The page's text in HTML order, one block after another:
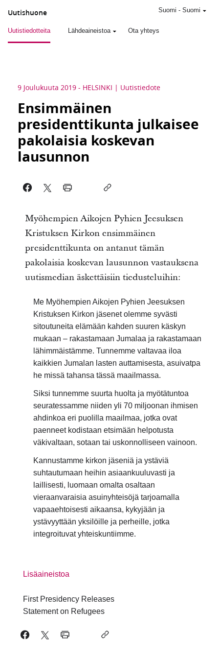
Uutishuone
Uutistiedotteita Lähdeaineistoa Ota yhteys
Suomi - Suomi
9 Joulukuuta 2019 - HELSINKI Uutistiedote
Ensimmäinen
presidenttikunta julkaisee
pakolaisia koskevan
lausunnon
Myöhempien Aikojen Pyhien Jeesuksen
Kristuksen Kirkon ensimmäinen
presidenttikunta on antanut tämän
pakolaisia koskevan lausunnon vastauksena
uutismedian äskettäisiin tiedusteluihin:
Me Myöhempien Aikojen Pyhien Jeesuksen
Kristuksen Kirkon jäsenet olemme syvästi
sitoutuneita elämään kahden suuren käskyn
mukaan – rakastamaan Jumalaa ja rakastamaan
lähimmäistämme. Tunnemme valtavaa iloa
kaikkien Jumalan lasten auttamisesta, asuivatpa
he missä tahansa tässä maailmassa.
Siksi tunnemme suurta huolta ja myötätuntoa
seuratessamme niiden yli 70 miljoonan ihmisen
ahdinkoa eri puolilla maailmaa, jotka ovat
paenneet kodistaan etsimään helpotusta
väkivaltaan, sotaan tai uskonnolliseen vainoon.
Kannustamme kirkon jäseniä ja ystäviä
suhtautumaan heihin asiaankuuluvasti ja
laillisesti, luomaan omalta osaltaan
vieraanvaraisia asuinyhteisöjä tarjoamalla
vapaaehtoisesti aikaansa, kykyjään ja
ystävyyttään yksilöille ja perheille, jotka
integroituvat yhteiskuntiimme.
Lisäaineistoa
First Presidency Releases
Statement on Refugees